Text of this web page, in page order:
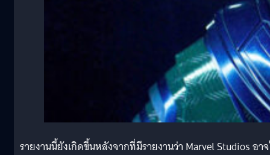
รายงานนี้ยังเกิดขึ้นหลังจากที่มีรายงานว่า Marvel Studios อา